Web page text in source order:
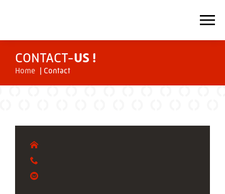
CONTACT-US !
Home | Contact